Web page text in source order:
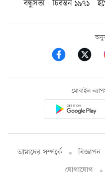
বন্ধুসভা
চিরন্তন ১৯৭১
মোবাইল
আমাদের সম্পর্কে বিজ্ঞাপন